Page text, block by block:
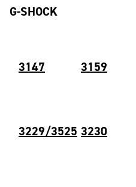
G-SHOCK
3147 3159
3229/3525 3230